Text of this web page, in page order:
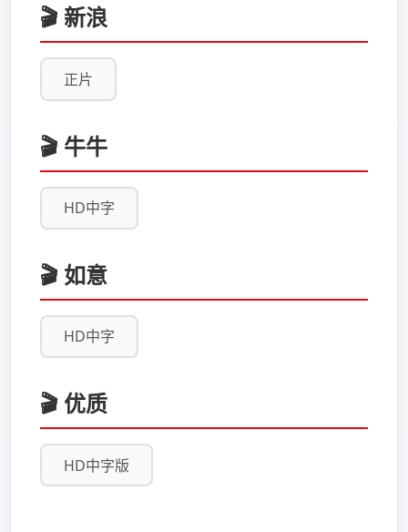
🎬 新浪
正片
🎬 牛牛
HD中字
🎬 如意
HD中字
🎬 优质
HD中字版